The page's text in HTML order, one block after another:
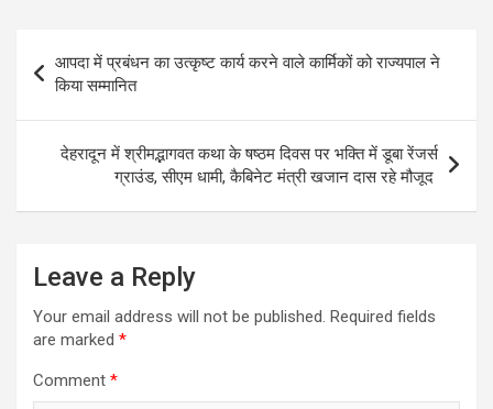
A
p
p
o
k
navigation
आपदा में प्रबंधन का उत्कृष्ट कार्य करने वाले कार्मिकों को राज्यपाल ने
किया सम्मानित
देहरादून में श्रीमद्भागवत कथा के षष्ठम दिवस पर भक्ति में डूबा रेंजर्स
ग्राउंड, सीएम धामी, कैबिनेट मंत्री खजान दास रहे मौजूद
Leave a Reply
Your email address will not be published. Required fields
are marked *
Comment *